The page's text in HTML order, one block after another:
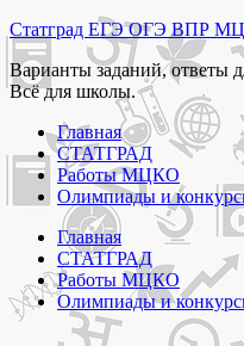
Перейти
к
содержимому
Статград ЕГЭ ОГЭ ВПР
Варианты заданий, ответы
Всё для школы.
Главная
СТАТГРАД
Работы МЦКО
Олимпиады и
Главная
СТАТГРАД
Работы МЦКО
Олимпиады и